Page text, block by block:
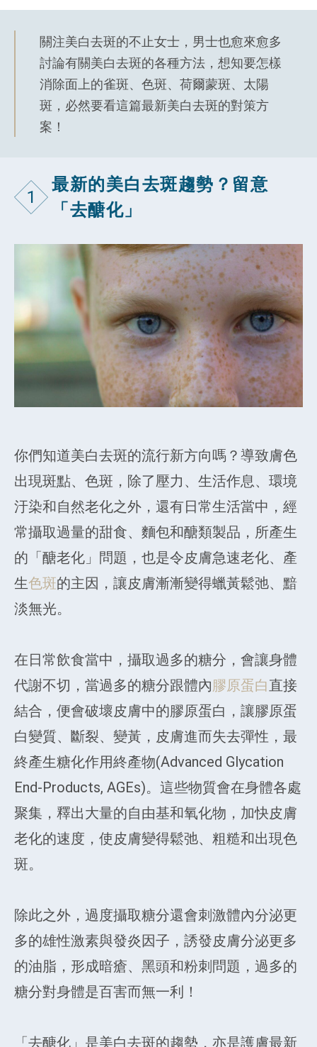
關注美白去斑的不止女士，男士也愈來愈多
討論有關美白去斑的各種方法，想知要怎樣
消除面上的雀斑、色斑、荷爾蒙斑、太陽
斑，必然要看這篇最新美白去斑的對策方
案！
1
最新的美白去斑趨勢？留意
「去醣化」
你們知道美白去斑的流行新方向嗎？導致膚色
出現斑點、色斑，除了壓力、生活作息、環境
汙染和自然老化之外，還有日常生活當中，經
常攝取過量的甜食、麵包和醣類製品，所產生
的「醣老化」問題，也是令皮膚急速老化、產
生色斑的主因，讓皮膚漸漸變得蠟黃鬆弛、黯
淡無光。
在日常飲食當中，攝取過多的糖分，會讓身體
代謝不切，當過多的糖分跟體內膠原蛋白直接
結合，便會破壞皮膚中的膠原蛋白，讓膠原蛋
白變質、斷裂、變黃，皮膚進而失去彈性，最
終產生糖化作用終產物(Advanced Glycation
End-Products, AGEs)。這些物質會在身體各處
聚集，釋出大量的自由基和氧化物，加快皮膚
老化的速度，使皮膚變得鬆弛、粗糙和出現色
斑。
除此之外，過度攝取糖分還會刺激體內分泌更
多的雄性激素與發炎因子，誘發皮膚分泌更多
的油脂，形成暗瘡、黑頭和粉刺問題，過多的
糖分對身體是百害而無一利！
「去醣化」是美白去斑的趨勢，亦是護膚最新